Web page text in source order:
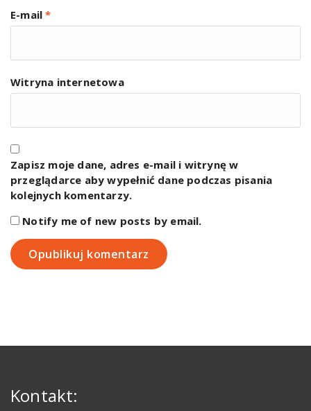
E-mail*
Witryna internetowa
Zapisz moje dane, adres e-mail i witrynę w
przeglądarce aby wypełnić dane podczas pisania
kolejnych komentarzy.
Notify me of new posts by email.
Kontakt: